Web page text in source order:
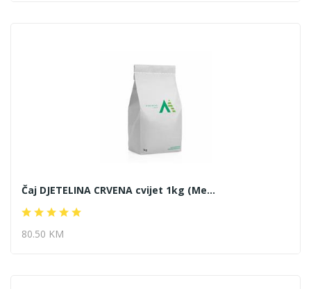
Čaj DJETELINA CRVENA cvijet 1kg (Me...
80.50 KM